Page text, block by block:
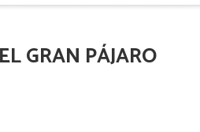
GRAN PÁJARO